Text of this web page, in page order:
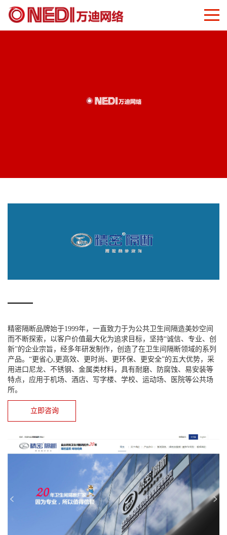
精密隔断品牌始于1999年，一直致力于为公共卫生间隔造美妙空间
而不断探索，以客户价值最大化为追求目标，坚持“诚信、专业、创
新”的企业宗旨，经多年研发制作，创造了在卫生间隔断领域的系列
产品。“更省心,更高效、更时尚、更环保、更安全”的五大优势，采
用进口尼龙、不锈钢、金属类材料，具有耐磨、防腐蚀、易安装等
特点，应用于机场、酒店、写字楼、学校、运动场、医院等公共场
所。
立即咨询